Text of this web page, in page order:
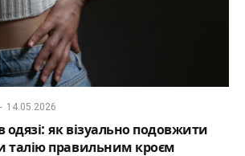
14.05.2026
одязі: як візуально подовжити
талію правильним кроєм